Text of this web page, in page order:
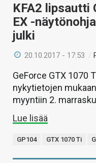
KFA2 lipsautti
EX -
julki
20.10.2017 - 17:53 /
GeForce GTX 1070
nykytietojen
myyntiin 2.
Lue lisää
GP104 GTX 1070 Ti